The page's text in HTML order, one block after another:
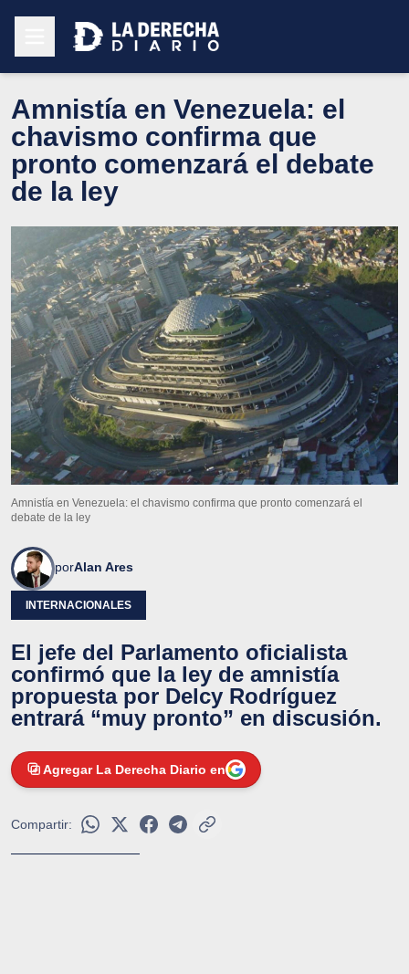
Amnistía en Venezuela: el
chavismo confirma que
pronto comenzará el debate
de la ley
Amnistía en Venezuela: el chavismo confirma que pronto comenzará el
debate de la ley
porAlan Ares
INTERNACIONALES
El jefe del Parlamento oficialista
confirmó que la ley de amnistía
propuesta por Delcy Rodríguez
entrará “muy pronto” en discusión.
Agregar La Derecha Diario en
Compartir: